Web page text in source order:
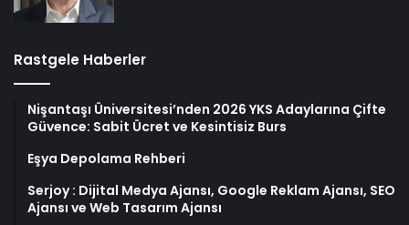
Rastgele Haberler
Nişantaşı Üniversitesi’nden 2026 YKS Adaylarına Çifte
Güvence: Sabit Ücret ve Kesintisiz Burs
Eşya Depolama Rehberi
Serjoy : Dijital Medya Ajansı, Google Reklam Ajansı, SEO
Ajansı ve Web Tasarım Ajansı